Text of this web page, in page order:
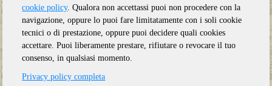
cookie policy. Qualora non accettassi puoi non procedere con la
navigazione, oppure lo puoi fare limitatamente con i soli cookie
tecnici o di prestazione, oppure puoi decidere quali cookies
accettare. Puoi liberamente prestare, rifiutare o revocare il tuo
consenso, in qualsiasi momento.
Privacy policy completa